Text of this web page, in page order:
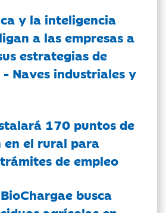
y la inteligencia
a las empresas a
estrategias de
Naves industriales y
170 puntos de
en el rural para
de empleo
busca